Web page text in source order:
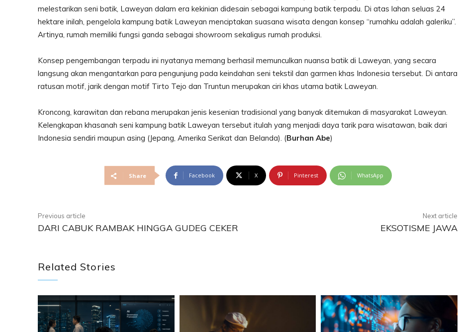
melestarikan seni batik, Laweyan dalam era kekinian didesain sebagai kampung batik terpadu. Di atas lahan seluas 24
hektare inilah, pengelola kampung batik Laweyan menciptakan suasana wisata dengan konsep “rumahku adalah galeriku”.
Artinya, rumah memiliki fungsi ganda sebagai showroom sekaligus rumah produksi.
Konsep pengembangan terpadu ini nyatanya memang berhasil memunculkan nuansa batik di Laweyan, yang secara
langsung akan mengantarkan para pengunjung pada keindahan seni tekstil dan garmen khas Indonesia tersebut. Di antara
ratusan motif, jarik dengan motif Tirto Tejo dan Truntun merupakan ciri khas utama batik Laweyan.
Kroncong, karawitan dan rebana merupakan jenis kesenian tradisional yang banyak ditemukan di masyarakat Laweyan.
Kelengkapan khasanah seni kampung batik Laweyan tersebut itulah yang menjadi daya tarik para wisatawan, baik dari
Indonesia sendiri maupun asing (Jepang, Amerika Serikat dan Belanda). (Burhan Abe)
Share Facebook X Pinterest WhatsApp
Previous article
DARI CABUK RAMBAK HINGGA GUDEG CEKER
Next article
EKSOTISME JAWA
Related Stories